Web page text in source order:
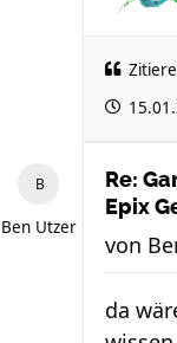
Ben Utzer
Re:
Epix
von
da